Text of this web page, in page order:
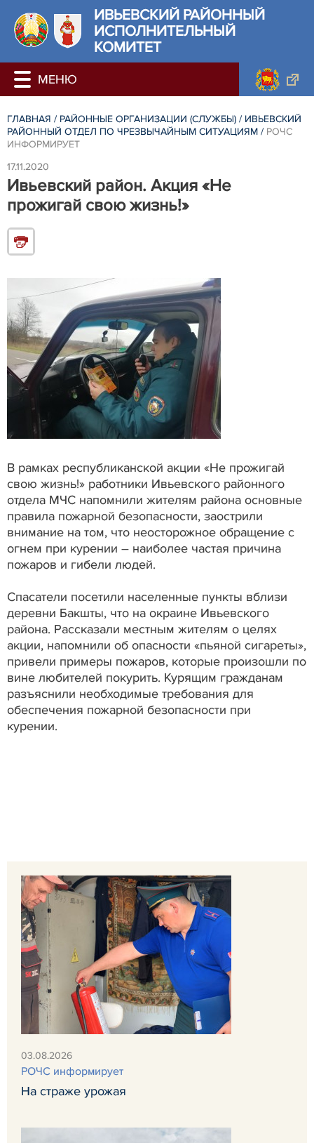
ИВЬЕВСКИЙ РАЙОННЫЙ
ИСПОЛНИТЕЛЬНЫЙ
КОМИТЕТ
ГЛАВНАЯ / РАЙОННЫЕ ОРГАНИЗАЦИИ (СЛУЖБЫ) / ИВЬЕВСКИЙ
РАЙОННЫЙ ОТДЕЛ ПО ЧРЕЗВЫЧАЙНЫМ СИТУАЦИЯМ / РОЧС
ИНФОРМИРУЕТ
17.11.2020
Ивьевский район. Акция «Не
прожигай свою жизнь!»
В рамках республиканской акции «Не прожигай
свою жизнь!» работники Ивьевского районного
отдела МЧС напомнили жителям района основные
правила пожарной безопасности, заострили
внимание на том, что неосторожное обращение с
огнем при курении – наиболее частая причина
пожаров и гибели людей.
Спасатели посетили населенные пункты вблизи
деревни Бакшты, что на окраине Ивьевского
района. Рассказали местным жителям о целях
акции, напомнили об опасности «пьяной сигареты»,
привели примеры пожаров, которые произошли по
вине любителей покурить. Курящим гражданам
разъяснили необходимые требования для
обеспечения пожарной безопасности при
курении.
03.08.2026
РОЧС информирует
На страже урожая